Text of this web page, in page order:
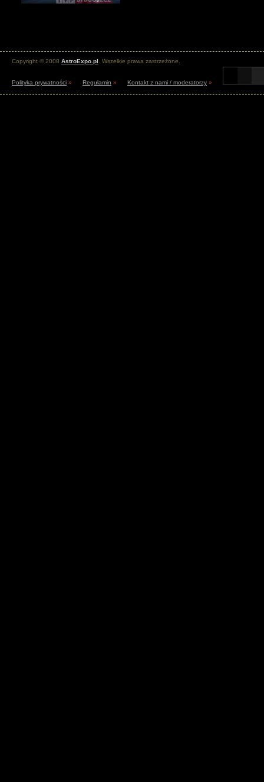
Copyright © 2008 AstroExpo.pl . Wszelkie prawa zastrzeżone.
Polityka prywatności » Regulamin » Kontakt z nami / moderatorzy »